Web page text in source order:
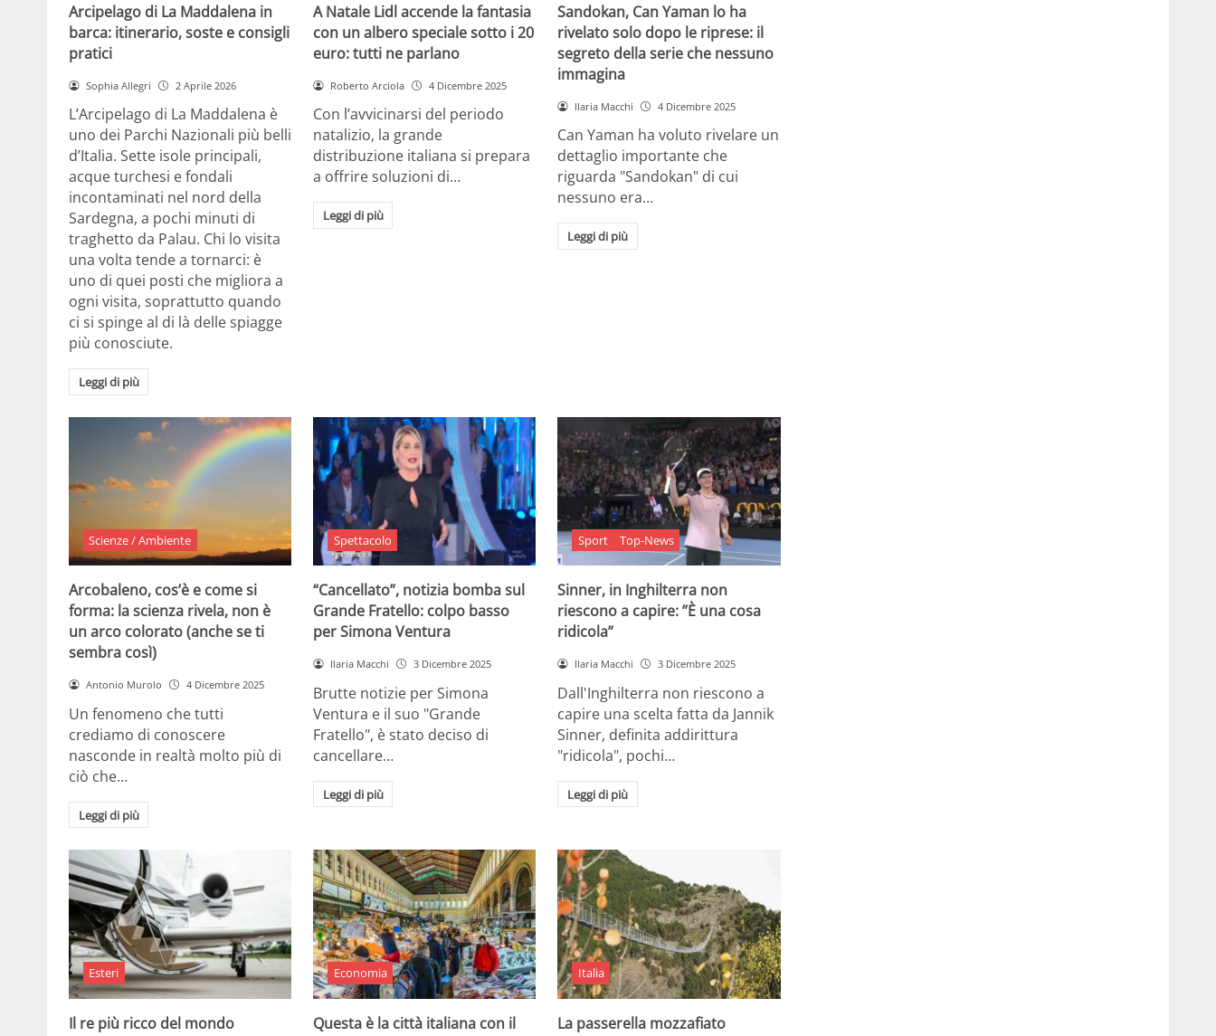
Arcipelago di La Maddalena in
barca: itinerario, soste e consigli
pratici
Sophia Allegri 2 Aprile 2026
L’Arcipelago di La Maddalena è
uno dei Parchi Nazionali più belli
d’Italia. Sette isole principali,
acque turchesi e fondali
incontaminati nel nord della
Sardegna, a pochi minuti di
traghetto da Palau. Chi lo visita
una volta tende a tornarci: è
uno di quei posti che migliora a
ogni visita, soprattutto quando
ci si spinge al di là delle spiagge
più conosciute.
Leggi di più
A Natale Lidl accende la fantasia
con un albero speciale sotto i 20
euro: tutti ne parlano
Roberto Arciola 4 Dicembre 2025
Con l’avvicinarsi del periodo
natalizio, la grande
distribuzione italiana si prepara
a offrire soluzioni di…
Leggi di più
Sandokan, Can Yaman lo ha
rivelato solo dopo le riprese: il
segreto della serie che nessuno
immagina
Ilaria Macchi 4 Dicembre 2025
Can Yaman ha voluto rivelare un
dettaglio importante che
riguarda "Sandokan" di cui
nessuno era…
Leggi di più
Scienze / Ambiente
Arcobaleno, cos’è e come si
forma: la scienza rivela, non è
un arco colorato (anche se ti
sembra così)
Antonio Murolo 4 Dicembre 2025
Un fenomeno che tutti
crediamo di conoscere
nasconde in realtà molto più di
ciò che…
Leggi di più
Spettacolo
“Cancellato”, notizia bomba sul
Grande Fratello: colpo basso
per Simona Ventura
Ilaria Macchi 3 Dicembre 2025
Brutte notizie per Simona
Ventura e il suo "Grande
Fratello", è stato deciso di
cancellare…
Leggi di più
Sport Top-News
Sinner, in Inghilterra non
riescono a capire: ”È una cosa
ridicola”
Ilaria Macchi 3 Dicembre 2025
Dall'Inghilterra non riescono a
capire una scelta fatta da Jannik
Sinner, definita addirittura
"ridicola", pochi…
Leggi di più
Esteri
Il re più ricco del mondo
Economia
Questa è la città italiana con il
Italia
La passerella mozzafiato